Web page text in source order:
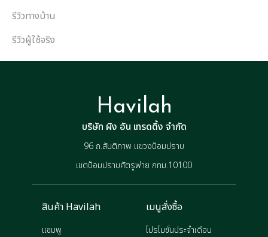
รีวิวทางบ้าน
รีวิวผู้ใช้จริง
Havilah
บริษัท ผิง อัน เทรดดิ้ง จำกัด
96 ถ.สันติภาพ แขวงป้อมปราบ
เขตป้อมปราบศัตรูพ่าย กทม.10100
สินค้า Havilah
แชมพู
เมนูสั่งซื้อ
โปรโมชั่นประจำเดือน